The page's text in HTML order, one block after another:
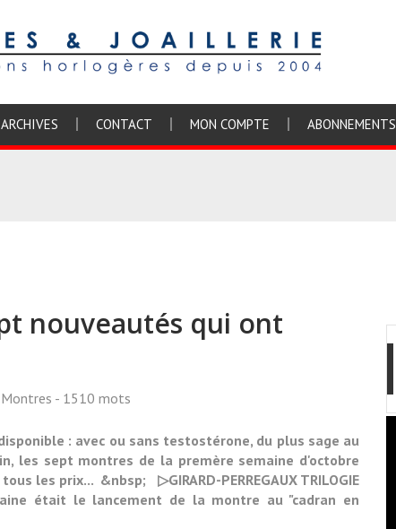
ARCHIVES CONTACT MON COMPTE ABONNEMENTS
nouveautés qui ont
- 1510 mots
: avec ou sans testostérone, du plus sage au
les sept montres de la premère semaine d'octobre
les prix... &nbsp; ▷GIRARD-PERREGAUX TRILOGIE
était le lancement de la montre au "cadran en